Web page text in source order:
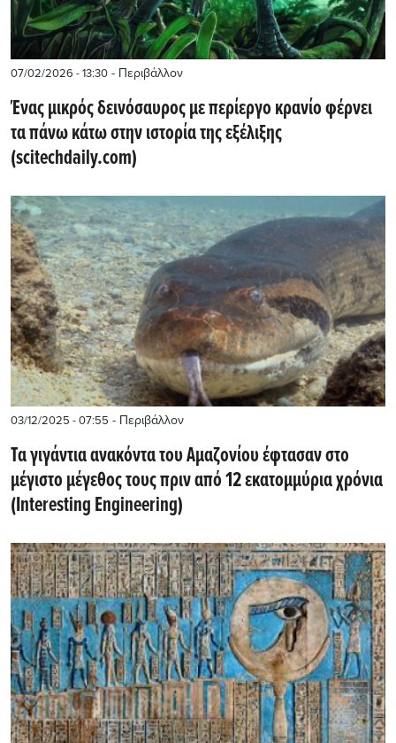
07/02/2026 - 13:30 - Περιβάλλον
Ένας μικρός δεινόσαυρος με περίεργο κρανίο φέρνει
τα πάνω κάτω στην ιστορία της εξέλιξης
(scitechdaily.com)
03/12/2025 - 07:55 - Περιβάλλον
Τα γιγάντια ανακόντα του Αμαζονίου έφτασαν στο
μέγιστο μέγεθος τους πριν από 12 εκατομμύρια χρόνια
(Interesting Engineering)